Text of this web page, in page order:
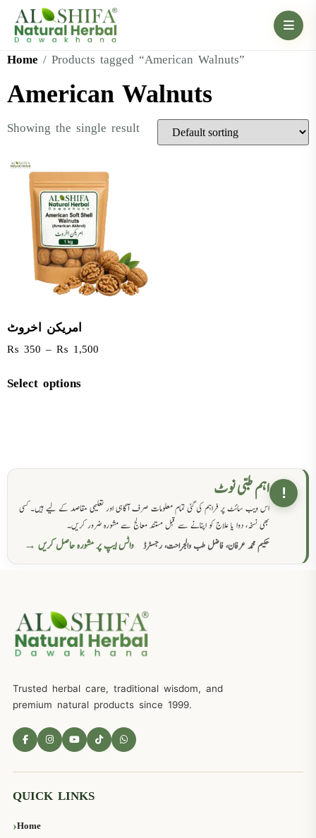
Home / Products tagged “American Walnuts”
American Walnuts
Showing the single result
امریکن اخروٹ
₨ 350 – ₨ 1,500
Select options
! اہم طبی نوٹ
اس ویب سائٹ پر فراہم کی گئی تمام معلومات صرف آگاہی اور تعلیمی مقاصد کے لیے ہیں۔ کسی
بھی نسخہ، دوا یا علاج کو اپنانے سے قبل مستند معالج سے مشورہ ضرور کریں۔
حکیم محمد عرفان، فاضل طب والجراحت، رجسٹرڈ
واٹس ایپ پر مشورہ حاصل کریں →
Trusted herbal care, traditional wisdom, and
premium natural products since 1999.
QUICK LINKS
Home